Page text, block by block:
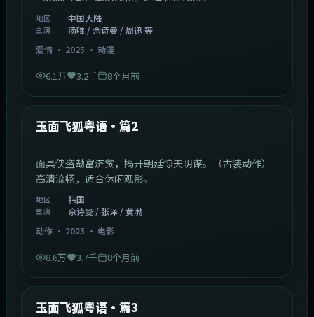
地区 中国大陆
主演
汤唯 / 佘诗曼 / 周迅 等
爱情· 2025 · 动漫
6.1万 3.2千 8个月前
最新
玉面飞狐粤语·篇2
面具侠盗劫富济贫，揭开朝廷惊天阴谋。（古装动作）
高清流畅，适合休闲观影。
地区 韩国
主演
佘诗曼 / 张译 / 黄渤
动作· 2025 · 电影
8.6万 3.7千 8个月前
最新
玉面飞狐粤语·篇3